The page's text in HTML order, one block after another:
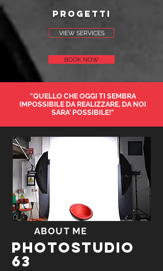
progetti
VIEW SERVICES
BOOK NOW
"QUELLO CHE OGGI TI SEMBRA
IMPOSSIBILE DA REALIZZARE, DA NOI
SARA' POSSIBILE!"
ABOUT ME
PHOTOSTUDIO
63